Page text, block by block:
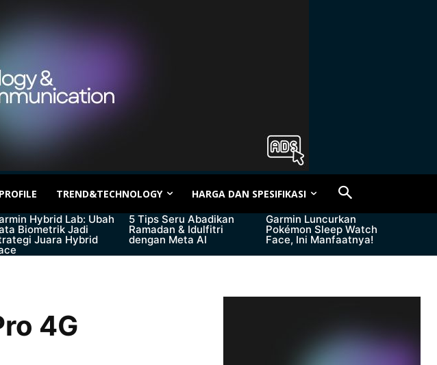
PROFILE TREND&TECHNOLOGY HARGA DAN SPESIFIKASI
Hybrid Lab: Ubah
Biometrik Jadi
Juara Hybrid
5 Tips Seru Abadikan
Ramadan & Idulfitri
dengan Meta AI
Garmin Luncurkan
Pokémon Sleep Watch
Face, Ini Manfaatnya!
4G